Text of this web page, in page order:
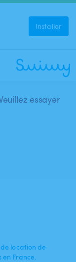
Installer
essayer
location de
en France.